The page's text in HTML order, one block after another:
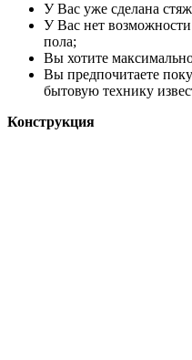
У Вас уже сделана
У Вас нет
пола;
Вы хотите
Вы предпочитаете
бытовую технику
Конструкция